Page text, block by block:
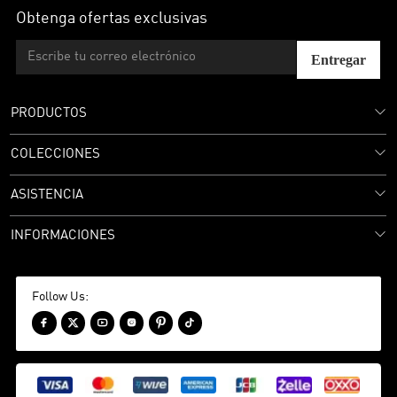
Obtenga ofertas exclusivas
Entregar
PRODUCTOS
COLECCIONES
ASISTENCIA
INFORMACIONES
Follow Us:
     